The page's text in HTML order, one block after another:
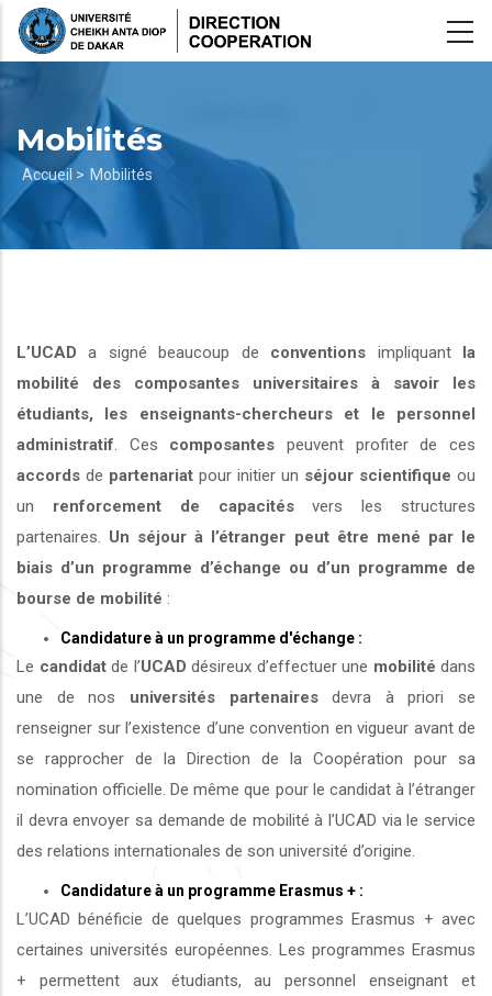
Aller
Mobilités
Fil
d'Ariane
Accueil > Mobilités
L’UCAD a signé beaucoup de conventions impliquant la
mobilité des composantes universitaires à savoir les
étudiants, les enseignants-chercheurs et le personnel
administratif . Ces composantes peuvent profiter de ces
accords de partenariat pour initier un séjour scientifique ou
un renforcement de capacitésvers les structures
partenaires. Un séjour à l’étranger peut être mené par le
biais d’un programme d’échange ou d’un programme de
bourse de mobilité :
Candidature à un programme d'échange :
Le candidatde l’UCAD désireux d’effectuer une mobilité dans
une de nos universités partenairesdevra à priori se
renseigner sur l’existence d’une convention en vigueur avant de
se rapprocher de la Direction de la Coopération pour sa
nomination officielle. De même que pour le candidat à l’étranger
il devra envoyer sa demande de mobilité à l’UCAD via le service
des relations internationales de son université d’origine.
Candidature à un programme Erasmus + :
L’UCAD bénéficie de quelques programmes Erasmus + avec
certaines universités européennes. Les programmes Erasmus
+ permettent aux étudiants, au personnel enseignant et